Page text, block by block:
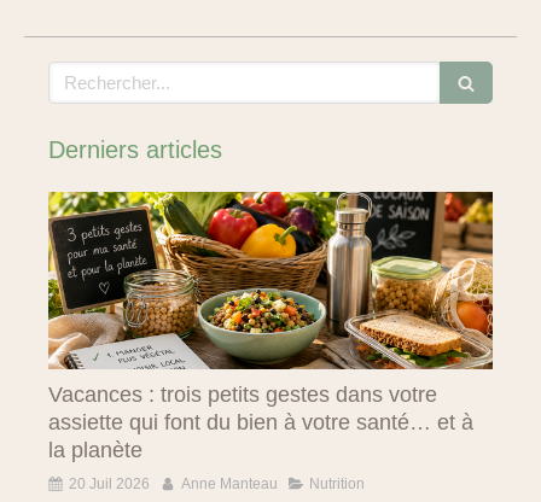
Rechercher
Derniers articles
Vacances : trois petits gestes dans votre
assiette qui font du bien à votre santé… et à
la planète
20 Juil 2026 Anne Manteau Nutrition